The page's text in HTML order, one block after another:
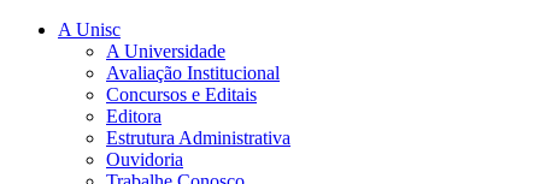
A Unisc
A Universidade
Avaliação Institucional
Concursos e Editais
Editora
Estrutura Administrativa
Ouvidoria